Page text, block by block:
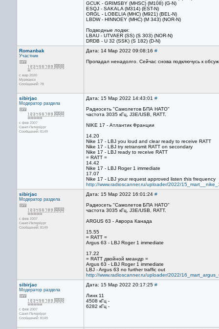
GCUK - GRIMSBY (MHSC) (M108) (G-N)
ESQJ - SAKALA (M314) (EST-N)
ORGL - LOBELIA (MHC) (M921) (BEL-N)
LBDW - HINNOEY (MHC) (M 343) (NOR-N)
Подводные лодки:
LBAU - UTVAER (SS) (S 303) (NOR-N)
DRDB - U 32 (SSK) (S 182) (D-N)
Romanbak
Участник
с мар 2020
Мурманск
Сообщений: 78
Дата: 14 Мар 2022 09:08:16 #
Пропадал ненадолго. Сейчас снова подключусь к
sibirjac
Модератор раздела
с фев 2007
Санкт-Петербург
Сообщений: 8149
Дата: 15 Мар 2022 14:43:01 #
Радиосеть "Самолетов БПА НАТО"
частота 3035 кГц, J3E/USB, RATT.
NIKE 17 - Атлантик Франции
14.20
Nike 17 - LBJ you loud and clear ready to receive RATT
Nike 17 - LBJ try retransmit RATT on secondary
Nike 17 - LBJ ready to receive RATT
= RATT =
14.42
Nike 17 - LBJ Roger 1 immediate
17.07
Nike 17 - LBJ your request approved listen this frequency
http://www.radioscanner.ru/uploader/2022/
sibirjac
Модератор раздела
с фев 2007
Санкт-Петербург
Сообщений: 8149
Дата: 15 Мар 2022 16:01:24 #
Радиосеть "Самолетов БПА НАТО"
частота 3035 кГц, J3E/USB, RATT.
ARGUS 63 - Аврора Канада
15.55
= RATT =
Argus 63 - LBJ Roger 1 immediate
17.22
= RATT двойной меандр =
Argus 63 - LBJ Roger 1 immediate
LBJ - Argus 63 no further traffic out
http://www.radioscanner.ru/uploader/2022/
sibirjac
Модератор раздела
с фев 2007
Санкт-Петербург
Сообщений: 8149
Дата: 15 Мар 2022 20:17:25 #
Линк 11
4508 кГц -
6282 кГц -